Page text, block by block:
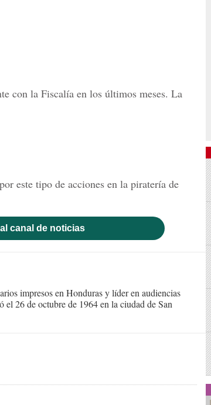
con la Fiscalía en los últimos meses. La
este tipo de acciones en la piratería de
canal de noticias
impresos en Honduras y líder en audiencias
el 26 de octubre de 1964 en la ciudad de San